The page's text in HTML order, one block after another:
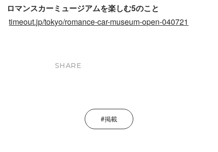
ロマンスカーミュージアムを楽しむ5のこと
timeout.jp/tokyo/romance-car-museum-open-040721
SHARE
掲載